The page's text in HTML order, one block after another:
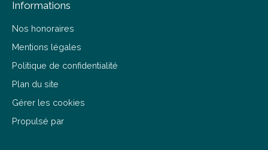
Informations
Nos honoraires
Mentions légales
Politique de confidentialité
Plan du site
Gérer les cookies
Propulsé par